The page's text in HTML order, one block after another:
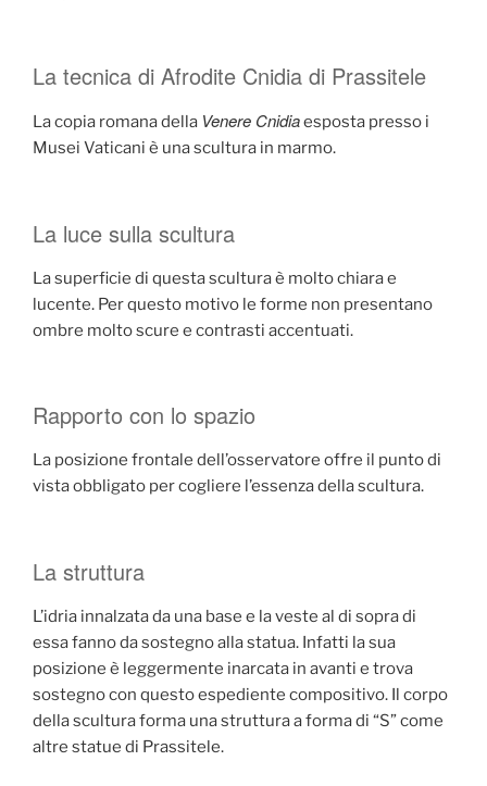
La tecnica di Afrodite Cnidia di Prassitele
La copia romana della Venere Cnidiaesposta presso i
Musei Vaticani è una scultura in marmo.
La luce sulla scultura
La superficie di questa scultura è molto chiara e
lucente. Per questo motivo le forme non presentano
ombre molto scure e contrasti accentuati.
Rapporto con lo spazio
La posizione frontale dell’osservatore offre il punto di
vista obbligato per cogliere l’essenza della scultura.
La struttura
L’idria innalzata da una base e la veste al di sopra di
essa fanno da sostegno alla statua. Infatti la sua
posizione è leggermente inarcata in avanti e trova
sostegno con questo espediente compositivo. Il corpo
della scultura forma una struttura a forma di “S” come
altre statue di Prassitele.